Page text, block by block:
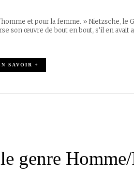
et pour la femme. » Nietzsche, le
son œuvre de bout en bout, s'il en avait
SAVOIR +
genre